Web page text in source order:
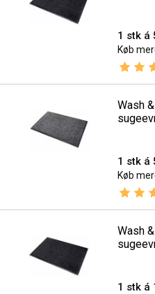
1 stk á
Køb
Wash
1 stk á
Køb
Wash
1 stk á